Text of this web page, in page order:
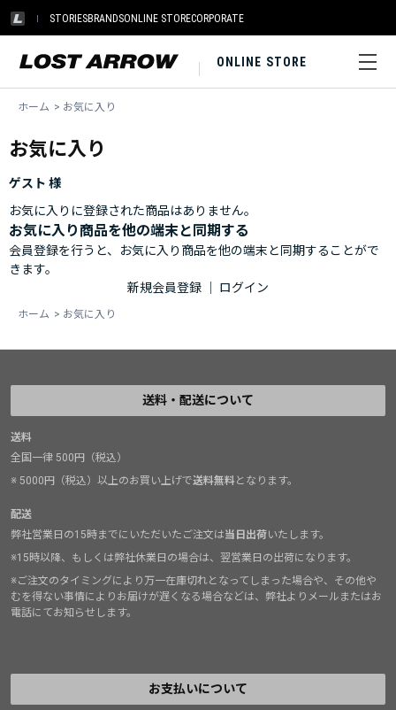
STORIESBRANDSONLINE STORECORPORATE
ONLINE STORE
ホーム > お気に入り
お気に入り
ゲスト 様
お気に入りに登録された商品はありません。
お気に入り商品を他の端末と同期する
会員登録を行うと、お気に入り商品を他の端末と同期することがで
きます。
新規会員登録
ログイン
ホーム > お気に入り
送料・配送について
送料
全国一律 500円（税込）
※ 5000円（税込）以上のお買い上げで送料無料となります。
配送
弊社営業日の15時までにいただいたご注文は当日出荷いたします。
※15時以降、もしくは弊社休業日の場合は、翌営業日の出荷になります。
※ご注文のタイミングにより万一在庫切れとなってしまった場合や、その他や
むを得ない事情によりお届けが遅くなる場合などは、弊社よりメールまたはお
電話にてお知らせします。
お支払いについて